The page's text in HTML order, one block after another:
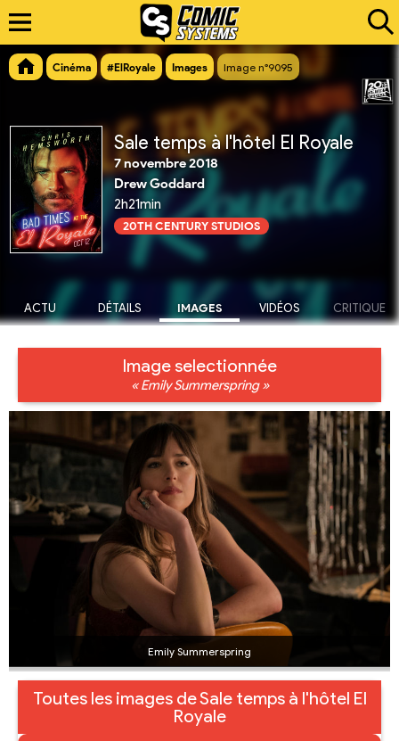
Cinéma #ElRoyale Images Image n°9095
Sale temps à l'hôtel El Royale
7 novembre 2018
Drew Goddard
2h21min
20TH CENTURY STUDIOS
ACTU DÉTAILS IMAGES VIDÉOS CRITIQUE
Image selectionnée
« Emily Summerspring »
Emily Summerspring
Toutes les images de Sale temps à l'hôtel El
Royale